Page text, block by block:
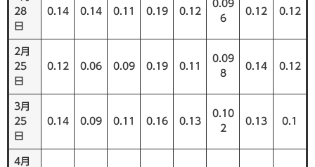
28
日
0.14 0.14 0.11 0.19 0.12
0.09
6
0.12 0.12
2月
25
日
0.12 0.06 0.09 0.19 0.11
0.09
8
0.14 0.12
3月
25
日
0.14 0.09 0.11 0.16 0.13
0.10
2
0.13 0.1
4月